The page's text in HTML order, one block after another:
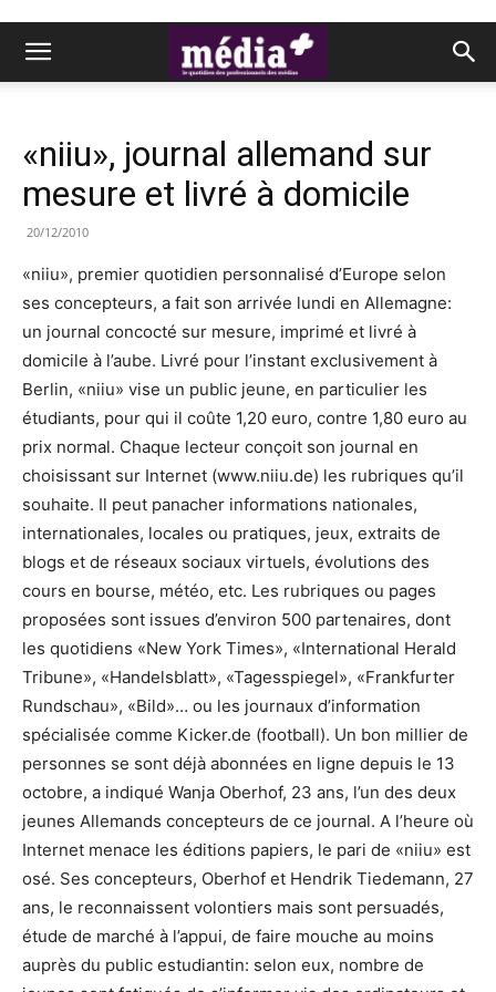
«niiu», journal allemand sur
mesure et livré à domicile
20/12/2010
«niiu», premier quotidien personnalisé d’Europe selon
ses concepteurs, a fait son arrivée lundi en Allemagne:
un journal concocté sur mesure, imprimé et livré à
domicile à l’aube. Livré pour l’instant exclusivement à
Berlin, «niiu» vise un public jeune, en particulier les
étudiants, pour qui il coûte 1,20 euro, contre 1,80 euro au
prix normal. Chaque lecteur conçoit son journal en
choisissant sur Internet (www.niiu.de) les rubriques qu’il
souhaite. Il peut panacher informations nationales,
internationales, locales ou pratiques, jeux, extraits de
blogs et de réseaux sociaux virtuels, évolutions des
cours en bourse, météo, etc. Les rubriques ou pages
proposées sont issues d’environ 500 partenaires, dont
les quotidiens «New York Times», «International Herald
Tribune», «Handelsblatt», «Tagesspiegel», «Frankfurter
Rundschau», «Bild»… ou les journaux d’information
spécialisée comme Kicker.de (football). Un bon millier de
personnes se sont déjà abonnées en ligne depuis le 13
octobre, a indiqué Wanja Oberhof, 23 ans, l’un des deux
jeunes Allemands concepteurs de ce journal. A l’heure où
Internet menace les éditions papiers, le pari de «niiu» est
osé. Ses concepteurs, Oberhof et Hendrik Tiedemann, 27
ans, le reconnaissent volontiers mais sont persuadés,
étude de marché à l’appui, de faire mouche au moins
auprès du public estudiantin: selon eux, nombre de